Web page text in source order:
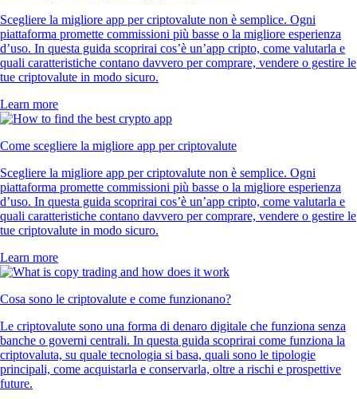
Scegliere la migliore app per criptovalute non è semplice. Ogni
piattaforma promette commissioni più basse o la migliore esperienza
d’uso. In questa guida scoprirai cos’è un’app cripto, come valutarla e
quali caratteristiche contano davvero per comprare, vendere o gestire le
tue criptovalute in modo sicuro.
Learn more
Come scegliere la migliore app per criptovalute
Scegliere la migliore app per criptovalute non è semplice. Ogni
piattaforma promette commissioni più basse o la migliore esperienza
d’uso. In questa guida scoprirai cos’è un’app cripto, come valutarla e
quali caratteristiche contano davvero per comprare, vendere o gestire le
tue criptovalute in modo sicuro.
Learn more
Cosa sono le criptovalute e come funzionano?
Le criptovalute sono una forma di denaro digitale che funziona senza
banche o governi centrali. In questa guida scoprirai come funziona la
criptovaluta, su quale tecnologia si basa, quali sono le tipologie
principali, come acquistarla e conservarla, oltre a rischi e prospettive
future.